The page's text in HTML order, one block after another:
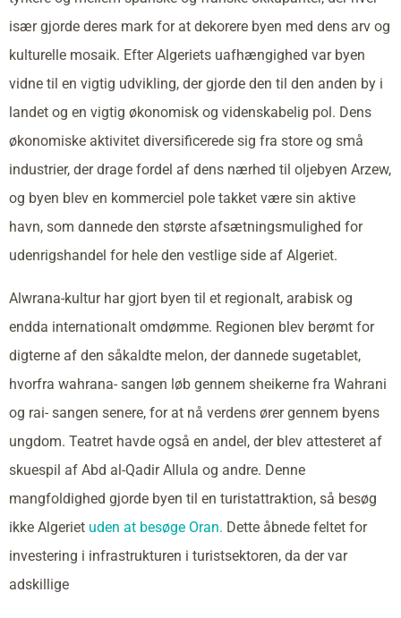
især gjorde deres mark for at dekorere byen med dens arv og
kulturelle mosaik. Efter Algeriets uafhængighed var byen
vidne til en vigtig udvikling, der gjorde den til den anden by i
landet og en vigtig økonomisk og videnskabelig pol. Dens
økonomiske aktivitet diversificerede sig fra store og små
industrier, der drage fordel af dens nærhed til oljebyen Arzew,
og byen blev en kommerciel pole takket være sin aktive
havn, som dannede den største afsætningsmulighed for
udenrigshandel for hele den vestlige side af Algeriet.
Alwrana-kultur har gjort byen til et regionalt, arabisk og
endda internationalt omdømme. Regionen blev berømt for
digterne af den såkaldte melon, der dannede sugetablet,
hvorfra wahrana- sangen løb gennem sheikerne fra Wahrani
og rai- sangen senere, for at nå verdens ører gennem byens
ungdom. Teatret havde også en andel, der blev attesteret af
skuespil af Abd al-Qadir Allula og andre. Denne
mangfoldighed gjorde byen til en turistattraktion, så besøg
ikke Algeriet uden at besøge Oran. Dette åbnede feltet for
investering i infrastrukturen i turistsektoren, da der var
adskillige